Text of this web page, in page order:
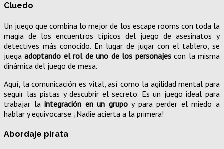
Cluedo
Un juego que combina lo mejor de los escape rooms con toda la
magia de los encuentros típicos del juego de asesinatos y
detectives más conocido. En lugar de jugar con el tablero, se
juegaadoptando el rol de uno de los personajescon la misma
dinámica del juego de mesa.
Aquí, la comunicación es vital, así como la agilidad mental para
seguir las pistas y descubrir el secreto. Es un juego ideal para
trabajar laintegración en un grupoy para perder el miedo a
hablar y equivocarse. ¡Nadie acierta a la primera!
Abordaje pirata